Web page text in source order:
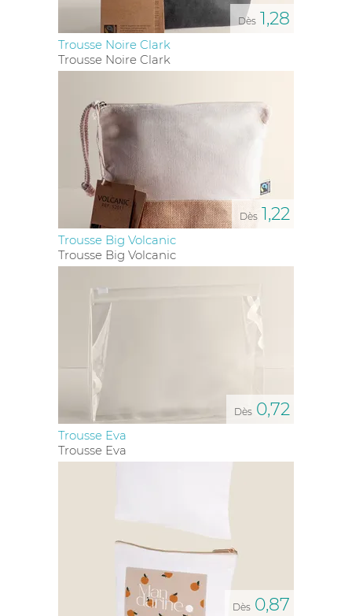
elles sont fréquemment utilisées et transportées,
renforçant ainsi la mémorisation de votre logo.
Dès 1,28
Trousse Noire Clark
Trousse Noire Clark
Dès 1,22
Trousse Big Volcanic
Trousse Big Volcanic
Dès 0,72
Trousse Eva
Trousse Eva
Dès 0,87